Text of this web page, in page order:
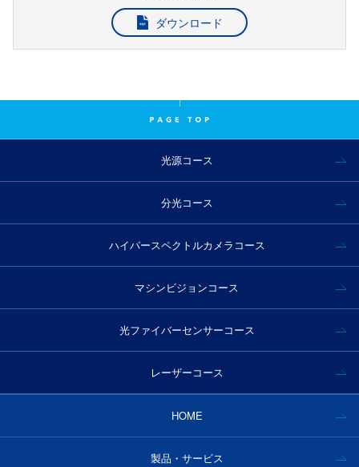
ダウンロード
光源コース
分光コース
ハイパースペクトルカメラコース
マシンビジョンコース
光ファイバーセンサーコース
レーザーコース
HOME
製品・サービス